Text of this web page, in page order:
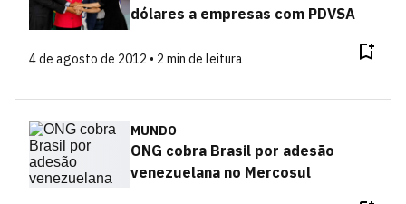
dólares a empresas com PDVSA
4 de agosto de 2012 • 2 min de leitura
MUNDO
ONG cobra Brasil por adesão
venezuelana no Mercosul